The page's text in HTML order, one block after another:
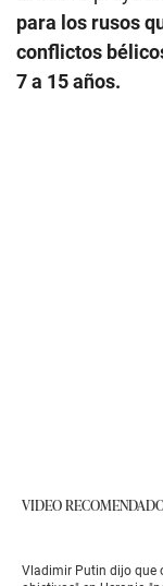
para los rusos
conflictos
7 a 15 años.
VIDEO
Vladimir Putin dijo que